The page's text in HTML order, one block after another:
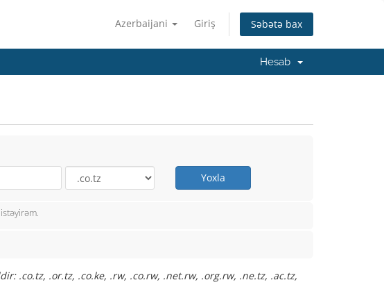
Azerbaijani Giriş Səbətə bax
Hesab
Yoxla
.co.tz, .or.tz, .co.ke, .rw, .co.rw, .net.rw, .org.rw, .ne.tz, .ac.tz,